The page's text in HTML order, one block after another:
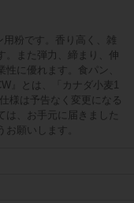
粉です。香り高く、雑
。また弾力、締まり、伸
に優れます。食パン、
』とは、「カナダ小麦1
様は予告なく変更になる
は、お手元に届きました
願いします。